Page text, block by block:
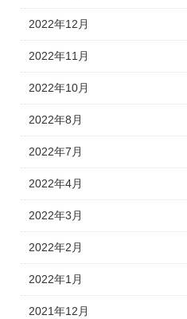
2022年12月
2022年11月
2022年10月
2022年8月
2022年7月
2022年4月
2022年3月
2022年2月
2022年1月
2021年12月